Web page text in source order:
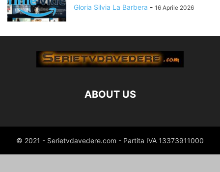
Gloria Silvia La Barbera - 16 Aprile 2026
ABOUT US
© 2021 - Serietvdavedere.com - Partita IVA 13373911000